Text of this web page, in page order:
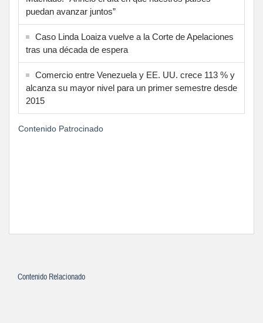
puedan avanzar juntos”
Caso Linda Loaiza vuelve a la Corte de Apelaciones
tras una década de espera
Comercio entre Venezuela y EE. UU. crece 113 % y
alcanza su mayor nivel para un primer semestre desde
2015
Contenido Patrocinado
Contenido Relacionado